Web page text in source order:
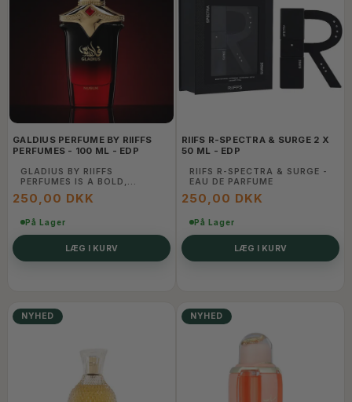
GALDIUS PERFUME BY RIIFFS
PERFUMES - 100 ML - EDP
GLADIUS BY RIIFFS
PERFUMES IS A BOLD,
MASCULINE BLEND OF RICH
WOODY NOTES, WARM
VANILLA.
250,00 DKK
På Lager
LÆG I KURV
RIIFS R-SPECTRA & SURGE 2 X
50 ML - EDP
RIIFS R-SPECTRA & SURGE -
EAU DE PARFUME
250,00 DKK
På Lager
LÆG I KURV
NYHED NYHED